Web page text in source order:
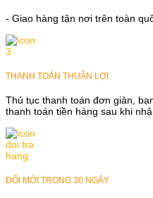
- Giao hàng tận nơi trên toàn
THANH TOÁN THUẬN LỢI
Thủ tục thanh toán đơn giản,
thanh toán tiền hàng sau khi
ĐỔI MỚI TRONG 30 NGÀY